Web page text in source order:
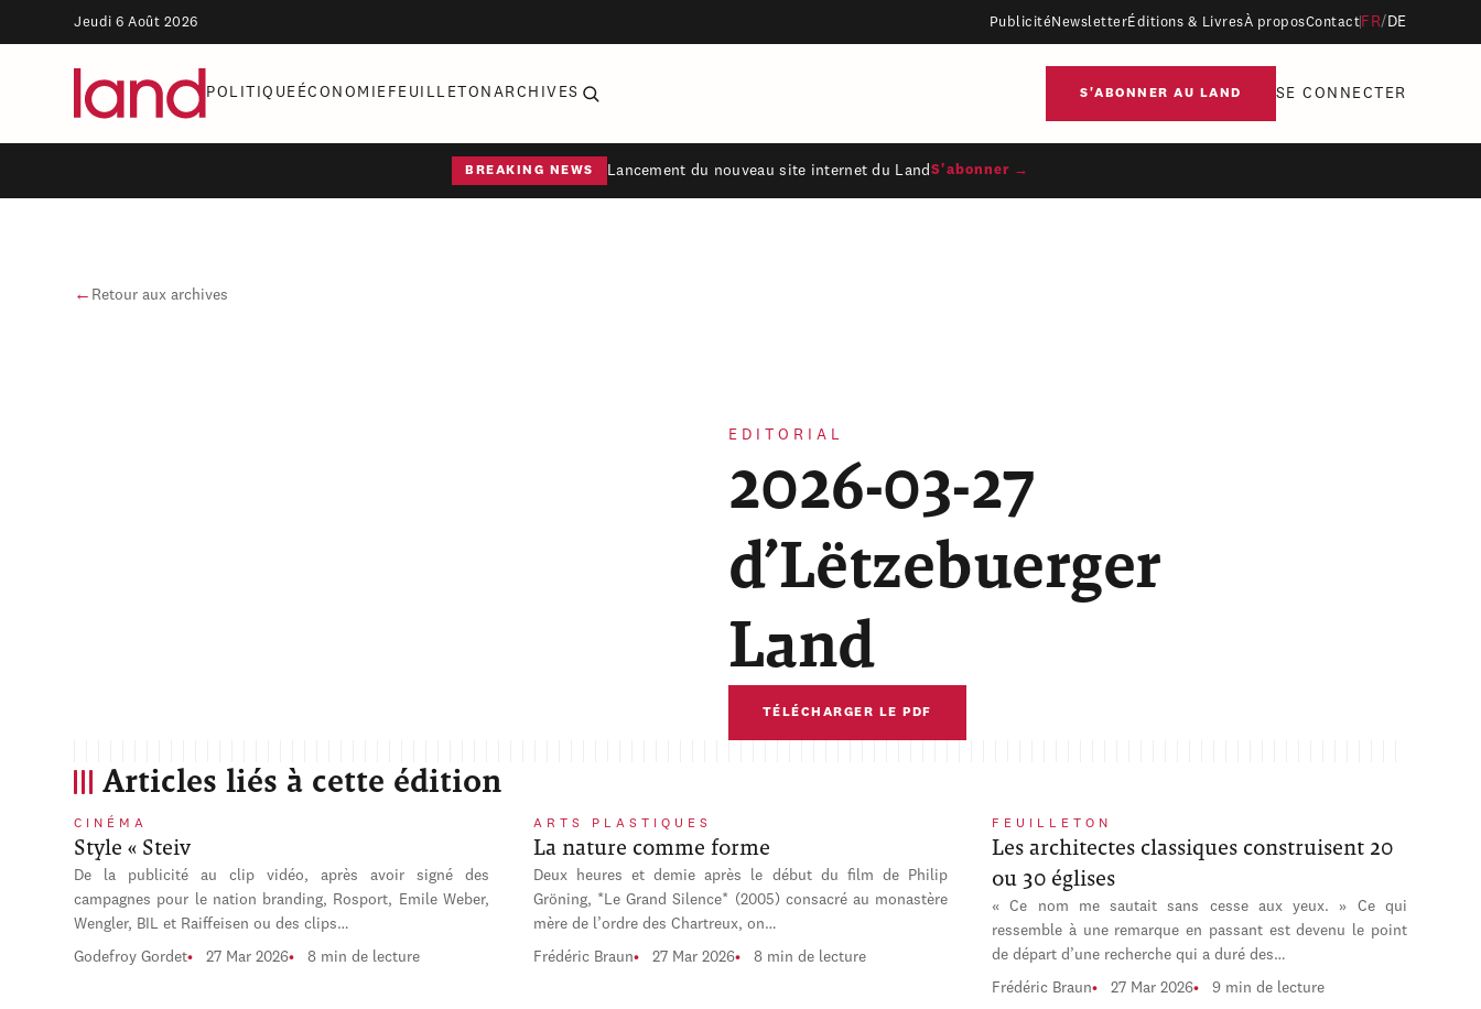
Jeudi 6 Août 2026 Publicité NewsletterÉditions & LivresÀ proposContact FR/ DE
POLITIQUE ÉCONOMIE FEUILLETON ARCHIVES S'ABONNER AU LAND SE CONNECTER
BREAKING NEWS Lancement du nouveau site internet du Land S'abonner →
← Retour aux archives
EDITORIAL
2026-03-27
d’Lëtzebuerger
Land
TÉLÉCHARGER LE PDF
Articles liés à cette édition
CINÉMA
Style « Steiv
De la publicité au clip vidéo, après avoir signé des
campagnes pour le nation branding, Rosport, Emile Weber,
Wengler, BIL et Raiffeisen ou des clips…
Godefroy Gordet 27 Mar 2026 8 min de lecture
ARTS PLASTIQUES
La nature comme forme
Deux heures et demie après le début du film de Philip
Gröning, *Le Grand Silence* (2005) consacré au monastère
mère de l’ordre des Chartreux, on…
Frédéric Braun 27 Mar 2026 8 min de lecture
FEUILLETON
Les architectes classiques construisent 20
ou 30 églises
« Ce nom me sautait sans cesse aux yeux. » Ce qui
ressemble à une remarque en passant est devenu le point
de départ d’une recherche qui a duré des…
Frédéric Braun 27 Mar 2026 9 min de lecture